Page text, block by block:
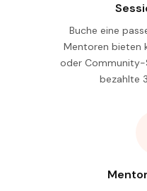
Buche eine
Mentoren bieten
oder Community-
bezahlte